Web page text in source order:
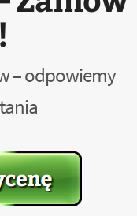
– odpowiemy